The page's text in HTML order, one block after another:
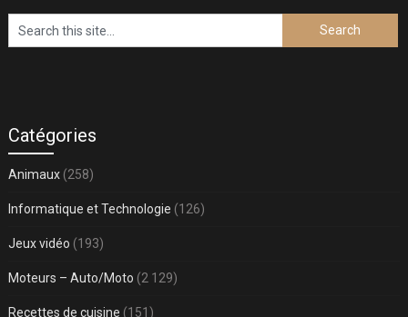
Catégories
Animaux(258)
Informatique et Technologie (126)
Jeux vidéo (193)
Moteurs – Auto/Moto (2 129)
Recettes de cuisine (151)